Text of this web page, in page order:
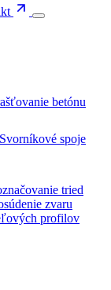
betónu
Svorníkové spoje
tried
zvaru
profilov